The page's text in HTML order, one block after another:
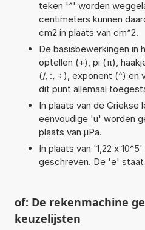
teken '^' worden
centimeters kunnen
cm2 in plaats van cm^2.
De basisbewerkingen in
optellen (+), pi (π),
(/, :, ÷), exponent (^) en
dit punt allemaal
In plaats van de
eenvoudige 'u' worden
plaats van µPa.
In plaats van '1,22 x
geschreven. De 'e'
of: De rekenmachine
keuzelijsten